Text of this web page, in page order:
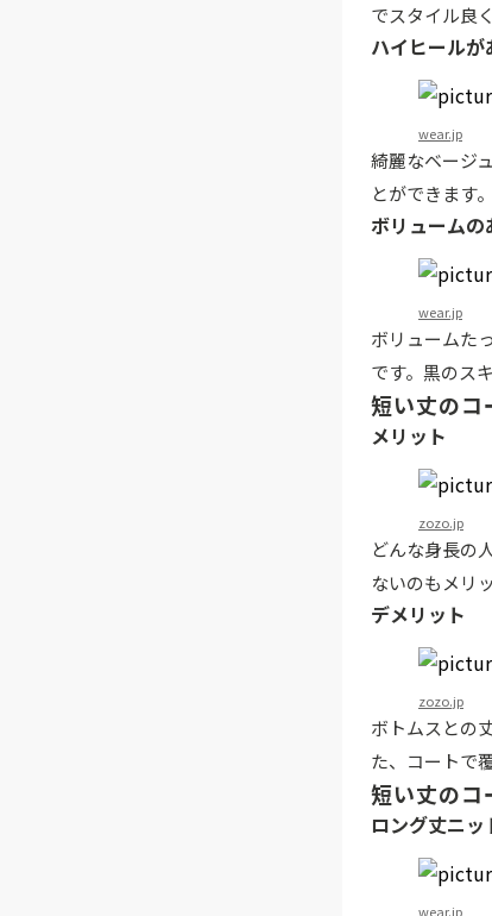
でスタイル良
ハイヒールが
wear.jp
綺麗なベージ
とができます
ボリューム
wear.jp
ボリュームた
です。黒のス
短い丈のコ
メリット
zozo.jp
どんな身長の
ないのもメリ
デメリット
zozo.jp
ボトムスとの
た、コートで
短い丈の
ロング丈ニ
wear.jp